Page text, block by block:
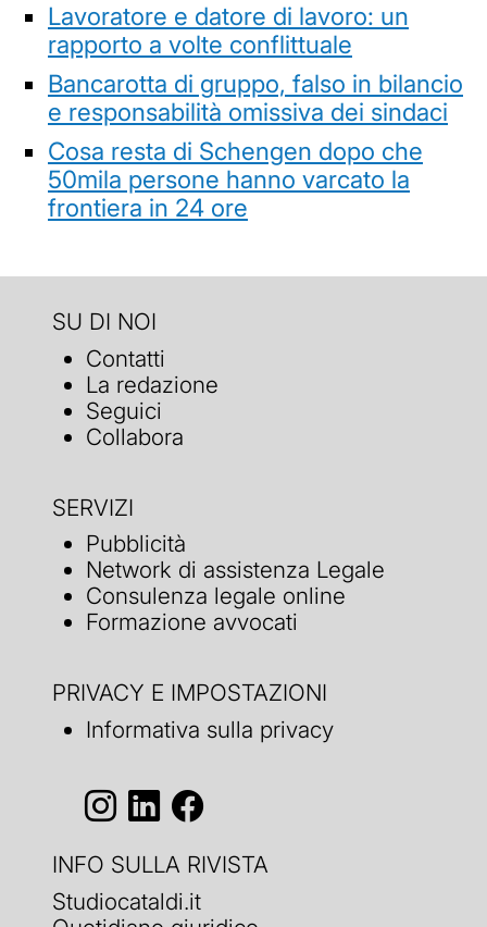
Lavoratore e datore di lavoro: un
rapporto a volte conflittuale
Bancarotta di gruppo, falso in bilancio
e responsabilità omissiva dei sindaci
Cosa resta di Schengen dopo che
50mila persone hanno varcato la
frontiera in 24 ore
SU DI NOI
Contatti
La redazione
Seguici
Collabora
SERVIZI
Pubblicità
Network di assistenza Legale
Consulenza legale online
Formazione avvocati
PRIVACY E IMPOSTAZIONI
Informativa sulla privacy
INFO SULLA RIVISTA
Studiocataldi.it